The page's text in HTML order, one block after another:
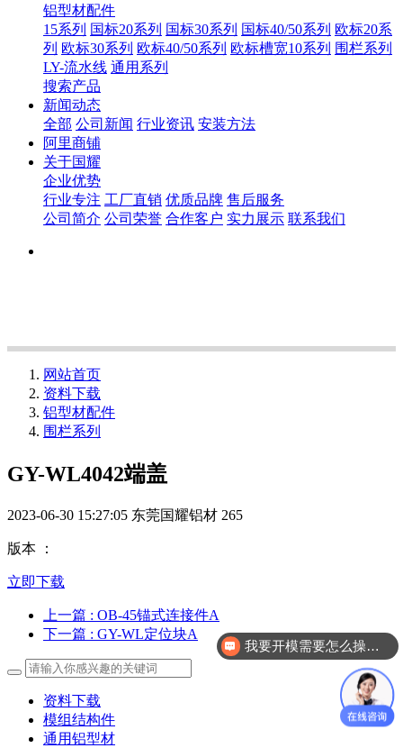
铝型材配件
15系列 国标20系列 国标30系列 国标40/50系列 欧标20系
列 欧标30系列 欧标40/50系列 欧标槽宽10系列 围栏系列
LY-流水线 通用系列
搜索产品
新闻动态
全部 公司新闻 行业资讯 安装方法
阿里商铺
关于国耀
企业优势
行业专注 工厂直销 优质品牌 售后服务
公司简介 公司荣誉 合作客户 实力展示 联系我们
网站首页
资料下载
铝型材配件
围栏系列
GY-WL4042端盖
2023-06-30 15:27:05 东莞国耀铝材 265
版本 ：
立即下载
上一篇 : OB-45锚式连接件A
下一篇 : GY-WL定位块A
资料下载
模组结构件
通用铝型材
我要开模需要怎么操作？